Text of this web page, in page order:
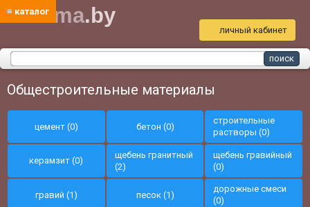
≡ каталог
bud ma.by
личный кабинет
Общестроительные материалы
цемент (0) бетон (0)
строительные
растворы (0)
керамзит (0)
щебень гранитный
(2)
щебень гравийный
(0)
гравий (1) песок (1)
дорожные смеси
(0)